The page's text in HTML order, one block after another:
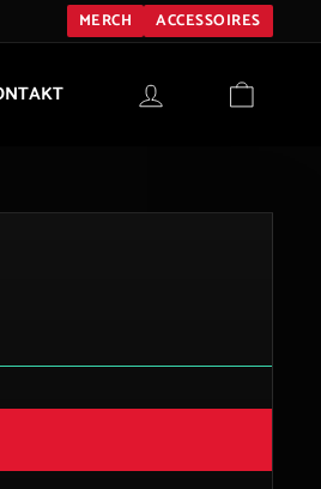
MERCH ACCESSOIRES
LOG IN